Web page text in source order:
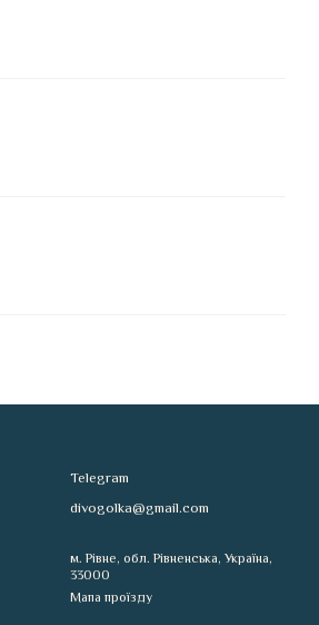
Telegram
divogolka@gmail.com
м. Рівне, обл. Рівненська, Україна,
33000
Мапа проїзду